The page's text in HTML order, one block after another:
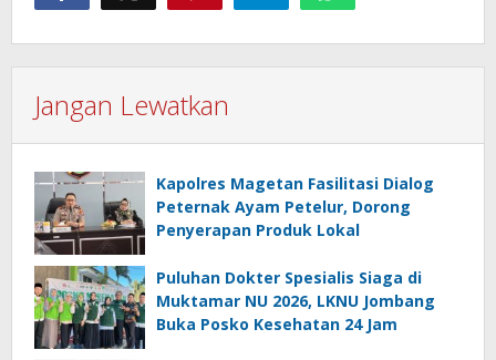
Jangan Lewatkan
Kapolres Magetan Fasilitasi Dialog
Peternak Ayam Petelur, Dorong
Penyerapan Produk Lokal
Puluhan Dokter Spesialis Siaga di
Muktamar NU 2026, LKNU Jombang
Buka Posko Kesehatan 24 Jam